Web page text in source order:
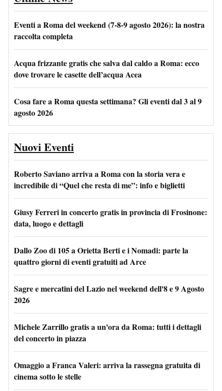
Eventi a Roma del weekend (7-8-9 agosto 2026): la nostra
raccolta completa
Acqua frizzante gratis che salva dal caldo a Roma: ecco
dove trovare le casette dell’acqua Acea
Cosa fare a Roma questa settimana? Gli eventi dal 3 al 9
agosto 2026
Nuovi Eventi
Roberto Saviano arriva a Roma con la storia vera e
incredibile di “Quel che resta di me”: info e biglietti
Giusy Ferreri in concerto gratis in provincia di Frosinone:
data, luogo e dettagli
Dallo Zoo di 105 a Orietta Berti e i Nomadi: parte la
quattro giorni di eventi gratuiti ad Arce
Sagre e mercatini del Lazio nel weekend dell'8 e 9 Agosto
2026
Michele Zarrillo gratis a un'ora da Roma: tutti i dettagli
del concerto in piazza
Omaggio a Franca Valeri: arriva la rassegna gratuita di
cinema sotto le stelle